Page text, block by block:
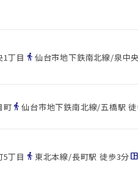
丁目 directions_walk 仙台市地下鉄南北線/泉中
町 directions_walk仙台市地下鉄南北線/五橋駅
丁目 directions_walk 東北本線/長町駅 徒歩3分